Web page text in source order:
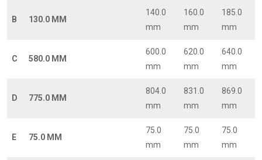
B 130.0 MM
140.0
mm
160.0
mm
185.0
mm
C 580.0 MM
600.0
mm
620.0
mm
640.0
mm
D 775.0 MM
804.0
mm
831.0
mm
869.0
mm
E 75.0 MM
75.0
mm
75.0
mm
75.0
mm